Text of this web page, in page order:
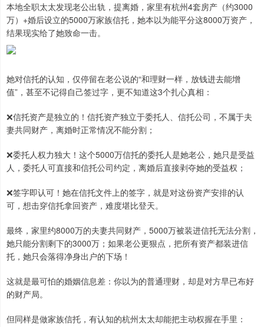
本地全职太太发现老公出轨，提离婚，家里有杭州4套房产（约3000
万）+婚后设立的5000万家族信托，她本以为能平分这8000万资产，
结果现实给了她致命一击。
她对信托的认知，仅停留在老公说的“和理财一样，放钱进去能增
值”，甚至不记得自己签过字，更不知道这3个扎心真相：
❌信托资产是独立的！信托资产独立于委托人、信托公司，不属于夫
妻共同财产，离婚时正常情况不能分割；
❌委托人权力独大！这个5000万信托的委托人是她老公，她只是受益
人，委托人可直接和信托公司约定，离婚后直接剥夺她的受益权；
❌签字即认可！她在信托文件上的签字，就是对这份资产安排的认
可，想击穿信托拿回资产，难度堪比登天。
最终，家里约8000万的夫妻共同财产，5000万被装进信托无法分割，
她只能分割剩下的3000万；如果老公更狠点，把所有资产都装进信
托，她只会落得净身出户的下场！
这就是最可怕的婚姻信息差：你以为的普通理财，却是对方早已布好
的财产局。
但同样是做家族信托，有认知的杭州太太却能把主动权握在手里：